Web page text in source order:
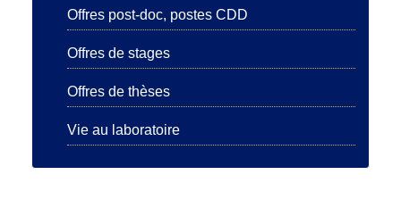
Offres post-doc, postes CDD
Offres de stages
Offres de thèses
Vie au laboratoire